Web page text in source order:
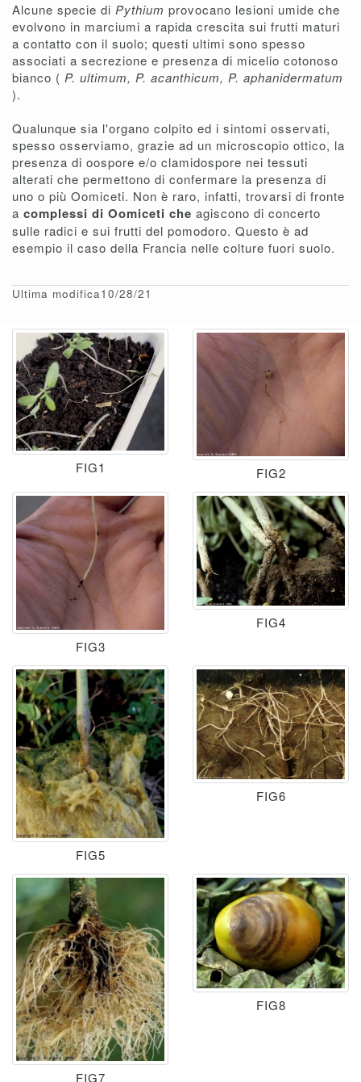
Alcune specie di Pythium provocano lesioni umide che
evolvono in marciumi a rapida crescita sui frutti maturi
a contatto con il suolo; questi ultimi sono spesso
associati a secrezione e presenza di micelio cotonoso
bianco ( P. ultimum, P. acanthicum, P. aphanidermatum
).
Qualunque sia l'organo colpito ed i sintomi osservati,
spesso osserviamo, grazie ad un microscopio ottico, la
presenza di oospore e/o clamidospore nei tessuti
alterati che permettono di confermare la presenza di
uno o più Oomiceti. Non è raro, infatti, trovarsi di fronte
a complessi di Oomiceti che agiscono di concerto
sulle radici e sui frutti del pomodoro. Questo è ad
esempio il caso della Francia nelle colture fuori suolo.
Ultima modifica10/28/21
FIG1 FIG2
FIG3
FIG4
FIG5
FIG6
FIG7
FIG8